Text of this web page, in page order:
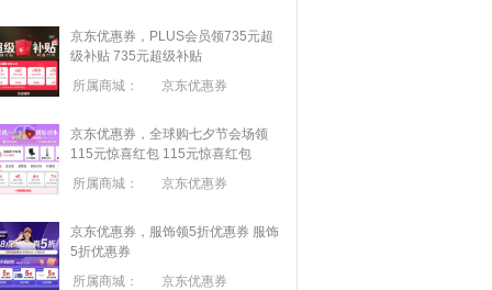
京东优惠券，PLUS会员领735元超
级补贴 735元超级补贴
所属商城：
京东优惠券
京东优惠券，全球购七夕节会场领
115元惊喜红包 115元惊喜红包
所属商城：
京东优惠券
京东优惠券，服饰领5折优惠券 服饰
5折优惠券
所属商城：
京东优惠券